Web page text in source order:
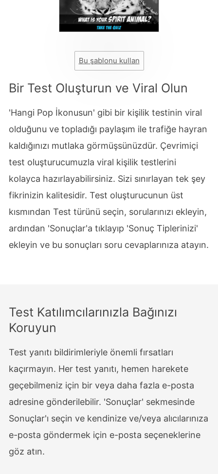
Bu şablonu kullan
Bir Test Oluşturun ve Viral Olun
'Hangi Pop İkonusun' gibi bir kişilik testinin viral
olduğunu ve topladığı paylaşım ile trafiğe hayran
kaldığınızı mutlaka görmüşsünüzdür. Çevrimiçi
test oluşturucumuzla viral kişilik testlerini
kolayca hazırlayabilirsiniz. Sizi sınırlayan tek şey
fikrinizin kalitesidir. Test oluşturucunun üst
kısmından Test türünü seçin, sorularınızı ekleyin,
ardından 'Sonuçlar'a tıklayıp 'Sonuç Tiplerinizi'
ekleyin ve bu sonuçları soru cevaplarınıza atayın.
Test Katılımcılarınızla Bağınızı
Koruyun
Test yanıtı bildirimleriyle önemli fırsatları
kaçırmayın. Her test yanıtı, hemen harekete
geçebilmeniz için bir veya daha fazla e-posta
adresine gönderilebilir. 'Sonuçlar' sekmesinde
Sonuçlar'ı seçin ve kendinize ve/veya alıcılarınıza
e-posta göndermek için e-posta seçeneklerine
göz atın.